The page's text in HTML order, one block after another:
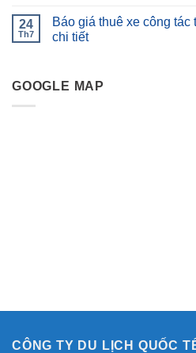
24
Th7
Báo giá thuê xe công tác
chi tiết
GOOGLE MAP
CÔNG TY DU LỊCH QUỐC